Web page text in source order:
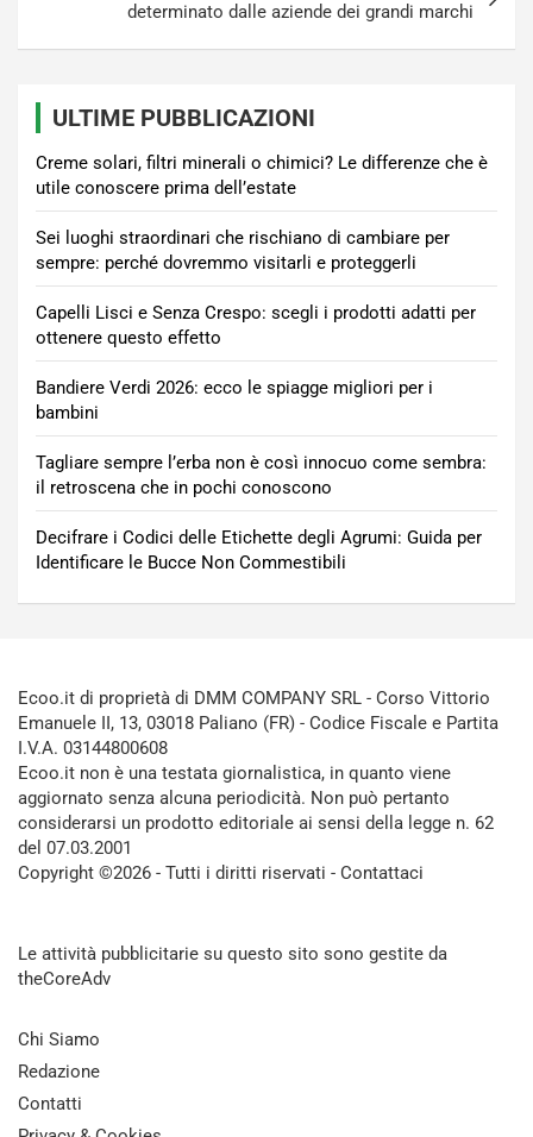
determinato dalle aziende dei grandi marchi
ULTIME PUBBLICAZIONI
Creme solari, filtri minerali o chimici? Le differenze che è
utile conoscere prima dell’estate
Sei luoghi straordinari che rischiano di cambiare per
sempre: perché dovremmo visitarli e proteggerli
Capelli Lisci e Senza Crespo: scegli i prodotti adatti per
ottenere questo effetto
Bandiere Verdi 2026: ecco le spiagge migliori per i
bambini
Tagliare sempre l’erba non è così innocuo come sembra:
il retroscena che in pochi conoscono
Decifrare i Codici delle Etichette degli Agrumi: Guida per
Identificare le Bucce Non Commestibili
Ecoo.it di proprietà di DMM COMPANY SRL - Corso Vittorio
Emanuele II, 13, 03018 Paliano (FR) - Codice Fiscale e Partita
I.V.A. 03144800608
Ecoo.it non è una testata giornalistica, in quanto viene
aggiornato senza alcuna periodicità. Non può pertanto
considerarsi un prodotto editoriale ai sensi della legge n. 62
del 07.03.2001
Copyright ©2026 - Tutti i diritti riservati - Contattaci
Le attività pubblicitarie su questo sito sono gestite da
theCoreAdv
Chi Siamo
Redazione
Contatti